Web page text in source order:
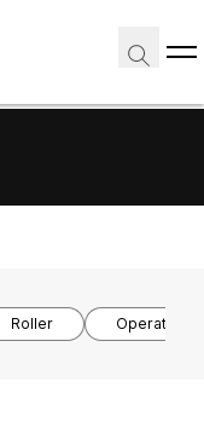
Roller